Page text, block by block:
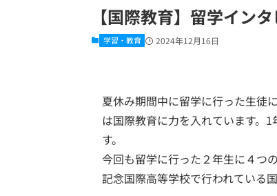
【国際教育】留学イン
学習・教育 2024年12月16日
夏休み期間中に留学に行った生徒
は国際教育に力を入れています。
す。
今回も留学に行った２年生に４つ
記念国際高等学校で行われている